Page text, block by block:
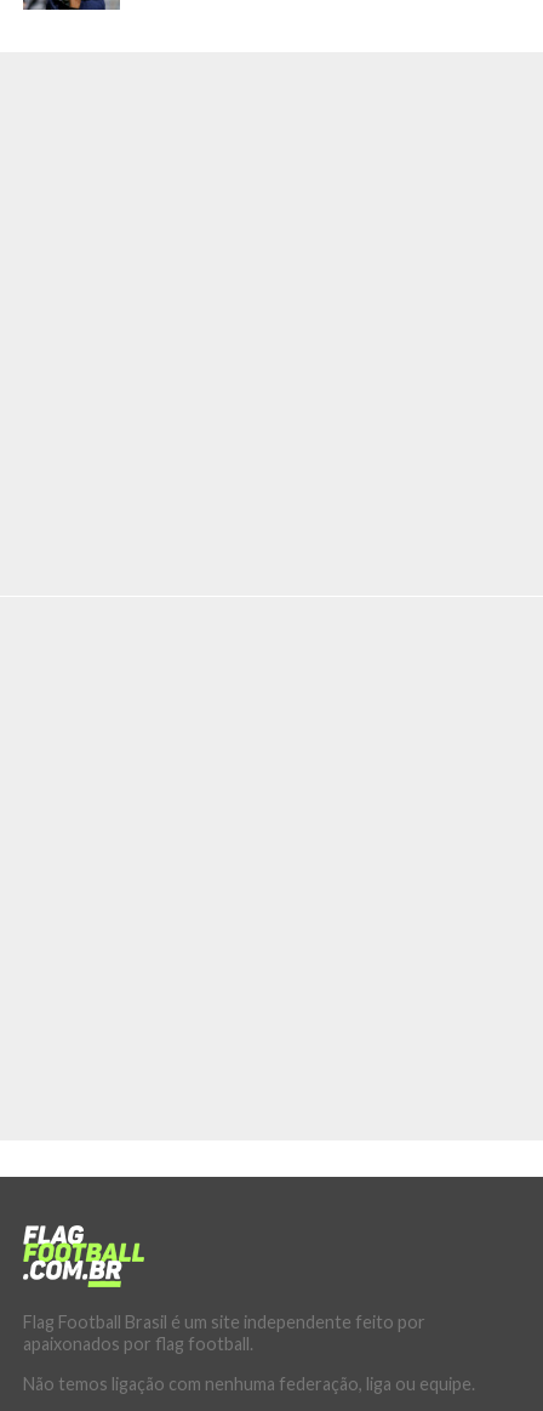
Flag Football Brasil é um site independente feito por
apaixonados por flag football.
Não temos ligação com nenhuma federação, liga ou equipe.